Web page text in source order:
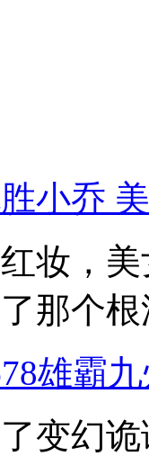
小乔
妆，
那个
雄霸
变幻